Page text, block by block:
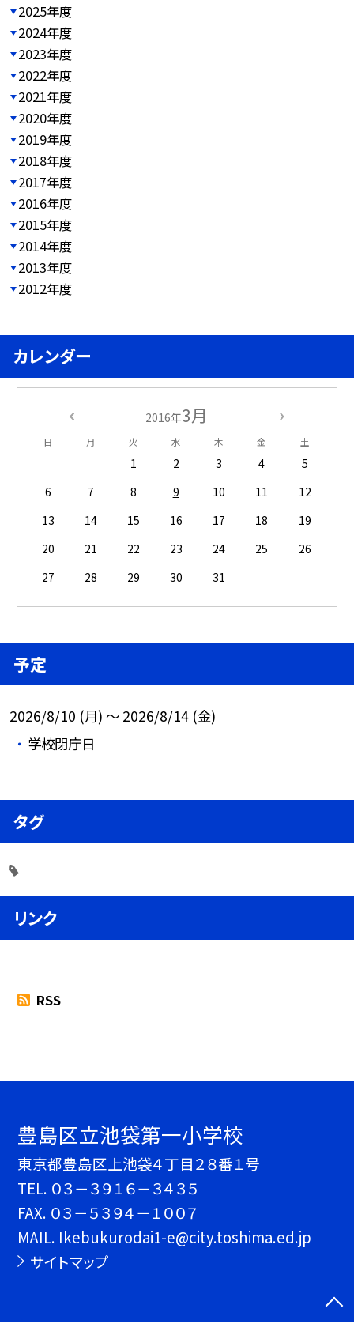
2025年度
2024年度
2023年度
2022年度
2021年度
2020年度
2019年度
2018年度
2017年度
2016年度
2015年度
2014年度
2013年度
2012年度
カレンダー
2016年3月
日 月 火 水 木 金 土
1 2 3 4
5
6
7 8 9 10 11
12
13
14 15 16 17 18
19
20
21 22 23 24 25
26
27
28 29 30 31
予定
2026/8/10 (月) ～ 2026/8/14 (金)
学校閉庁日
タグ
リンク
RSS
豊島区立池袋第一小学校
東京都豊島区上池袋４丁目２８番１号
TEL. ０３－３９１６－３４３５
FAX. ０３－５３９４－１００７
MAIL. Ikebukurodai1-e@city.toshima.ed.jp
サイトマップ